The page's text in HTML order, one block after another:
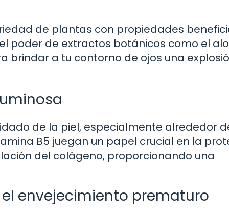
de plantas con propiedades
poder de extractos botánicos como el
brindar a tu contorno de ojos una
de la piel, especialmente alrededor
B5 juegan un papel crucial en la
del colágeno, proporcionando una
envejecimiento prematuro